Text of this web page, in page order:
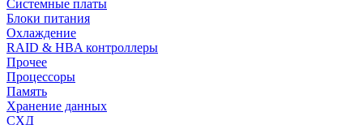
Системные платы
Блоки питания
Охлаждение
RAID & HBA контроллеры
Прочее
Процессоры
Память
Хранение данных
СХД